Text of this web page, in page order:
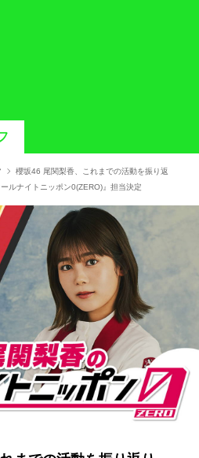
櫻坂46 尾関梨香、これまでの活動を振り返
ルナイトニッポン0(ZERO)』担当決定